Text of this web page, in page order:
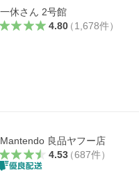
一休さん 2号館
4.80（1,678件）
Mantendo 良品ヤフー店
4.53（687件）